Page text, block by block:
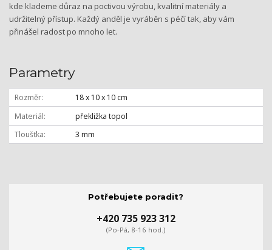
kde klademe důraz na poctivou výrobu, kvalitní materiály a
udržitelný přístup. Každý anděl je vyráběn s péčí tak, aby vám
přinášel radost po mnoho let.
Parametry
Rozměr
18 x 10 x 10 cm
Materiál
překližka topol
Tloušťka
3 mm
Potřebujete poradit?
+420 735 923 312
(Po-Pá, 8-16 hod.)